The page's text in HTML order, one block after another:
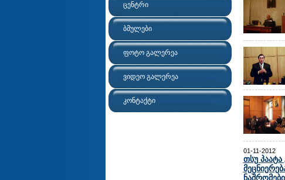
ცენტრი
ბმულები
ფოტო გალერეა
ვიდეო გალერეა
კონტაქტი
01-11-2012
თსუ